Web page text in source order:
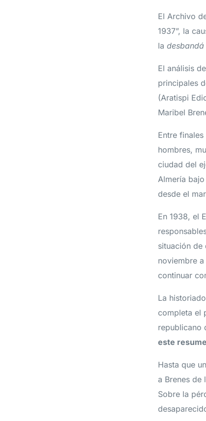
El Archivo
1937”, la
la desbandá
El análisis
principales
(Aratispi
Maribel
Entre
hombres,
ciudad del
Almería
desde el
En 1938, el
situación de
noviembre
continuar
La
completa el
republicano
este
Hasta que
a Brenes de
Sobre la